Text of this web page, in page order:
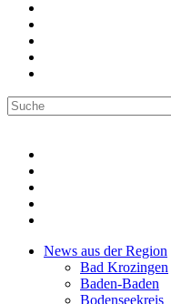
News aus der Region
Bad Krozingen
Baden-Baden
Bodenseekreis